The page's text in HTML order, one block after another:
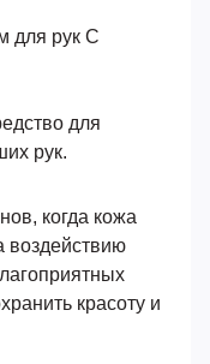
для рук С
для
рук.
когда кожа
воздействию
красоту и